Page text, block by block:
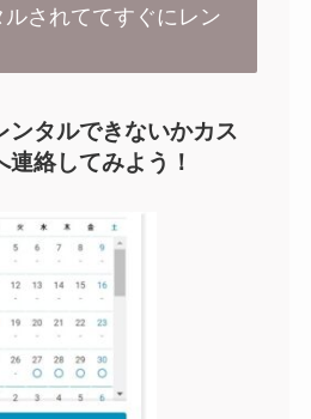
されててすぐにレン
ンタルできないかカス
絡してみよう！